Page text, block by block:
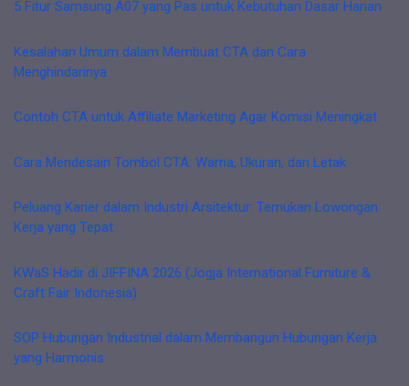
5 Fitur Samsung A07 yang Pas untuk Kebutuhan Dasar Harian
Kesalahan Umum dalam Membuat CTA dan Cara
Menghindarinya
Contoh CTA untuk Affiliate Marketing Agar Komisi Meningkat
Cara Mendesain Tombol CTA: Warna, Ukuran, dan Letak
Peluang Karier dalam Industri Arsitektur: Temukan Lowongan
Kerja yang Tepat
KWaS Hadir di JIFFINA 2026 (Jogja International Furniture &
Craft Fair Indonesia)
SOP Hubungan Industrial dalam Membangun Hubungan Kerja
yang Harmonis